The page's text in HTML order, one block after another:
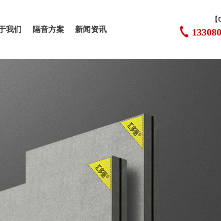
我们 隔音方案 新闻资讯